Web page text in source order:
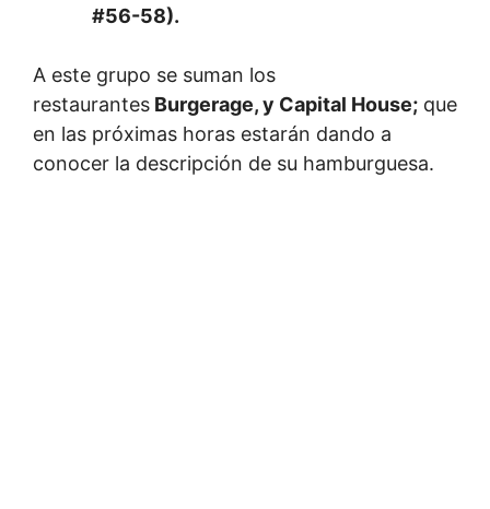
#56-58).
A este grupo se suman los
restaurantes Burgerage, y Capital House; que
en las próximas horas estarán dando a
conocer la descripción de su hamburguesa.